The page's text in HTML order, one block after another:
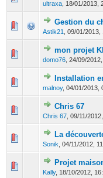
ultraxa 18/01/2013,
Gestion du
Astik21 09/01/2013,
0 Votes -
mon projet
domo76 24/09/
0 Votes -
Installation
malnoy, 04/01/2013,
0 Votes -
Chris 67
Chris 67 09/11/
1 Votes
La
Sonik 04/11/2012,
0 Votes -
Projet
Kally, 18/10/2012,
0 Votes -